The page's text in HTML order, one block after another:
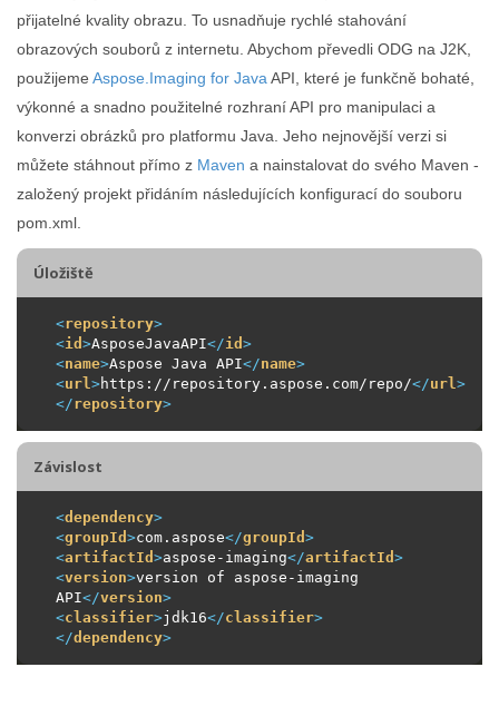
přijatelné kvality obrazu. To usnadňuje rychlé stahování
obrazových souborů z internetu. Abychom převedli ODG na J2K,
použijeme Aspose.Imaging for Java API, které je funkčně bohaté,
výkonné a snadno použitelné rozhraní API pro manipulaci a
konverzi obrázků pro platformu Java. Jeho nejnovější verzi si
můžete stáhnout přímo z Maven a nainstalovat do svého Maven -
založený projekt přidáním následujících konfigurací do souboru
pom.xml.
Úložiště
<repository>
<id >AsposeJavaAPI</id >
<name>Aspose Java API</name>
<url >https://repository.aspose.com/repo/</url >
</repository>
Závislost
<dependency>
<groupId >com.aspose</groupId >
<artifactId >aspose-imaging</artifactId >
<version>version of aspose-imaging
API</version>
<classifier>jdk16</classifier>
</dependency>